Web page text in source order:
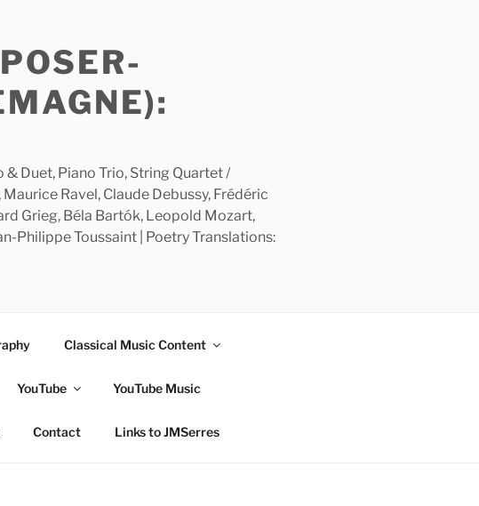
Duet, Piano Trio, String Quartet /
Ravel, Claude Debussy, Frédéric
Grieg, Béla Bartók, Leopold Mozart,
Philippe Toussaint | Poetry Translations:
Classical Music Content
YouTube YouTube Music
Contact Links to JMSerres